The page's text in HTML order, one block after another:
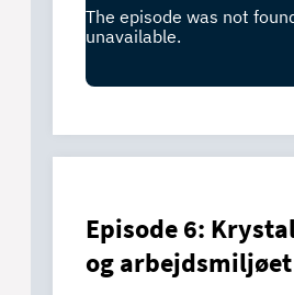
Episode 6:
og arbejdsmiljøet